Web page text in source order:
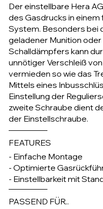
Der einstellbare Hera
des Gasdrucks in
System. Besonders bei
geladener Munition
Schalldämpfers kann
unnötiger Verschleiß
vermieden so wie das
Mittels eines
Einstellung der
zweite Schraube dient
der Einstellschraube.​
FEATURES
- Einfache Montage
- Optimierte
- Einstellbarkeit mit
PASSEND FÜR..